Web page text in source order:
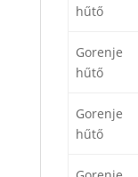
hűtő
Gorenje
hűtő
Gorenje
hűtő